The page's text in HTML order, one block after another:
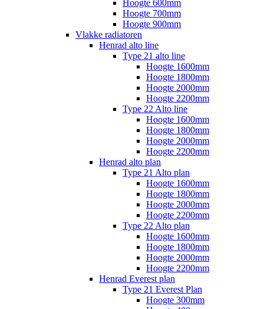
Hoogte 600mm
Hoogte 700mm
Hoogte 900mm
Vlakke radiatoren
Henrad alto line
Type 21 alto line
Hoogte 1600mm
Hoogte 1800mm
Hoogte 2000mm
Hoogte 2200mm
Type 22 Alto line
Hoogte 1600mm
Hoogte 1800mm
Hoogte 2000mm
Hoogte 2200mm
Henrad alto plan
Type 21 Alto plan
Hoogte 1600mm
Hoogte 1800mm
Hoogte 2000mm
Hoogte 2200mm
Type 22 Alto plan
Hoogte 1600mm
Hoogte 1800mm
Hoogte 2000mm
Hoogte 2200mm
Henrad Everest plan
Type 21 Everest Plan
Hoogte 300mm